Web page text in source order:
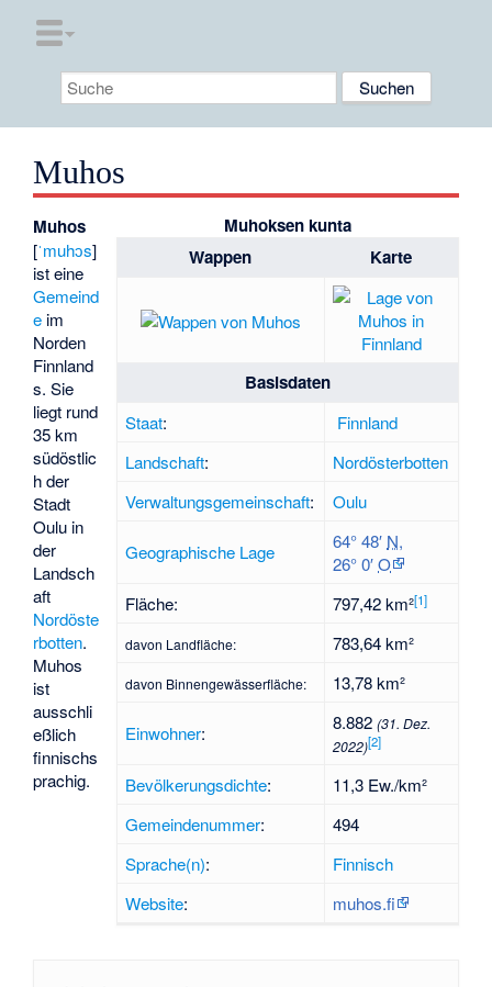
Muhos
Muhoksen kunta
Wappen
Karte
Basisdaten
Staat:
Finnland
Landschaft:
Nordösterbotten
Verwaltungsgemeinschaft: Oulu
Geographische Lage 64° 48′ N,
26° 0′O
Fläche:
797,42 km²[1]
davon Landfläche: 783,64 km²
davon Binnengewässerfläche: 13,78 km²
Einwohner: 8.882(31. Dez.
2022)[2]
Bevölkerungsdichte:
11,3 Ew./km²
Gemeindenummer:
494
Sprache(n):
Finnisch
Website: muhos.fi
Muhos
[ˈmuhɔs]
ist eine
Gemeind
e im
Norden
Finnland
s. Sie
liegt rund
35 km
südöstlic
h der
Stadt
Oulu in
der
Landsch
aft
Nordöste
rbotten.
Muhos
ist
ausschli
eßlich
finnischs
prachig.